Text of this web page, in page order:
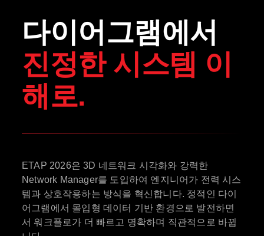
다이어그램에서
진정한 시스템 이
해로.
ETAP 2026은 3D 네트워크 시각화와 강력한
Network Manager를 도입하여 엔지니어가 전력 시스
템과 상호작용하는 방식을 혁신합니다. 정적인 다이
어그램에서 몰입형 데이터 기반 환경으로 발전하면
서 워크플로가 더 빠르고 명확하며 직관적으로 바뀝